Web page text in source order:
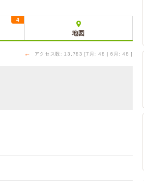
4
地図
← アクセス数: 13,783 [7月: 48 | 6月: 48 ]